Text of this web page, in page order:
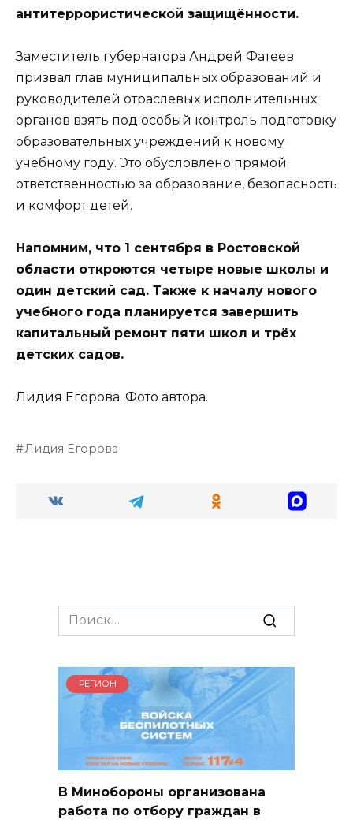
антитеррористической защищённости.
Заместитель губернатора Андрей Фатеев
призвал глав муниципальных образований и
руководителей отраслевых исполнительных
органов взять под особый контроль подготовку
образовательных учреждений к новому
учебному году. Это обусловлено прямой
ответственностью за образование, безопасность
и комфорт детей.
Напомним, что 1 сентября в Ростовской
области откроются четыре новые школы и
один детский сад. Также к началу нового
учебного года планируется завершить
капитальный ремонт пяти школ и трёх
детских садов.
Лидия Егорова. Фото автора.
Лидия Егорова
Search
for:
РЕГИОН
В Минобороны организована
работа по отбору граждан в